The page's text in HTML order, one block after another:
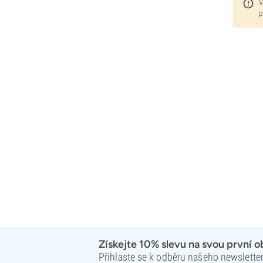
Získejte 10% slevu na svou první
Přihlaste se k odběru našeho